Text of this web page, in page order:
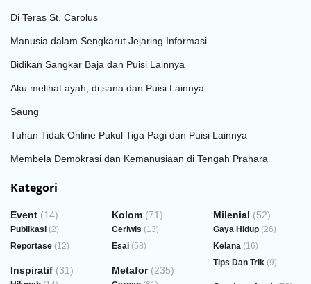
Di Teras St. Carolus
Manusia dalam Sengkarut Jejaring Informasi
Bidikan Sangkar Baja dan Puisi Lainnya
Aku melihat ayah, di sana dan Puisi Lainnya
Saung
Tuhan Tidak Online Pukul Tiga Pagi dan Puisi Lainnya
Membela Demokrasi dan Kemanusiaan di Tengah Prahara
Kategori
Event (14)
Publikasi (2)
Reportase (12)
Inspiratif (31)
Kolom (71)
Ceriwis (13)
Esai (58)
Metafor(235)
Milenial (52)
Gaya Hidup (26)
Kelana (16)
Tips Dan Trik (9)